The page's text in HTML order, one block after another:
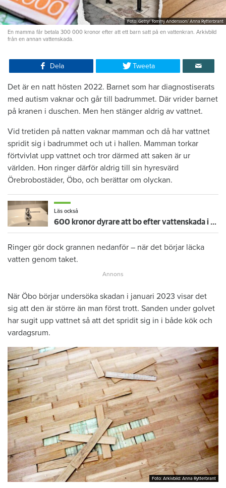
Foto: Getty/ Tommy Andersson/ Anna Rytterbrant
En mamma får betala 300 000 kronor efter att ett barn satt på en vattenkran. Arkivbild
från en annan vattenskada.
Dela Tweeta
Det är en natt hösten 2022. Barnet som har diagnostiserats
med autism vaknar och går till badrummet. Där vrider barnet
på kranen i duschen. Men hen stänger aldrig av vattnet.
Vid tretiden på natten vaknar mamman och då har vattnet
spridit sig i badrummet och ut i hallen. Mamman torkar
förtvivlat upp vattnet och tror därmed att saken är ur
världen. Hon ringer därför aldrig till sin hyresvärd
Örebrobostäder, Öbo, och berättar om olyckan.
Läs också
600 kronor dyrare att bo efter vattenskada i Varberg
Ringer gör dock grannen nedanför – när det börjar läcka
vatten genom taket.
När Öbo börjar undersöka skadan i januari 2023 visar det
sig att den är större än man först trott. Sanden under golvet
har sugit upp vattnet så att det spridit sig in i både kök och
vardagsrum.
Foto: Arkivbild: Anna Rytterbrant
Foto: Arkivbild: Anna Rytterbrant